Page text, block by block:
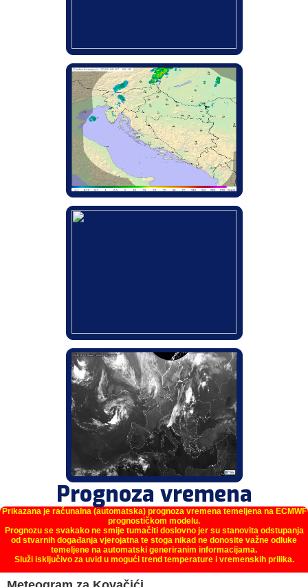
Prognoza vremena
Prikazana je računalna (automatska) prognoza vremena temeljena na ECMWF
prognostičkom modelu.
Prognozu se svakako ne smije tumačiti doslovno jer su stanovita odstupanja
od stvarnih događanja vjerojatna te stoga nikad ne donosite važne odluke
temeljene na automatski generiranim informacijama.
Služi isključivo za uvid u mogući trend temperature i vremenskih prilika.